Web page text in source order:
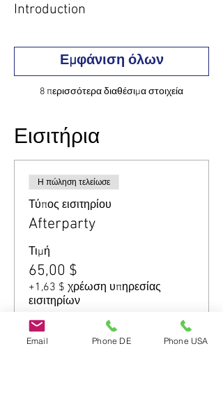
Introduction
8 περισσότερα διαθέσιμα στοιχεία
Εμφάνιση όλων
Εισιτήρια
Η πώληση τελείωσε
Τύπος εισιτηρίου
Afterparty
Τιμή
65,00 $
+1,63 $ χρέωση υπηρεσίας
εισιτηρίων
Email Phone DE Phone USA